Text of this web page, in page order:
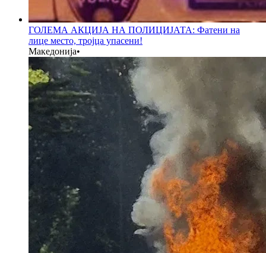
ГОЛЕМА АКЦИЈА НА ПОЛИЦИЈАТА: Фатени на
лице место, тројца упасени!
Македонија•